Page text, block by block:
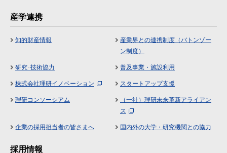
産学連携
知的財産情報
産業界との連携制度（バトンゾー
ン制度）
研究･技術協力 普及事業・施設利用
株式会社理研イノベーション スタートアップ支援
理研コンソーシアム
（一社）理研未来革新アライアン
ス
企業の採用担当者の皆さまへ 国内外の大学・研究機関との協力
採用情報